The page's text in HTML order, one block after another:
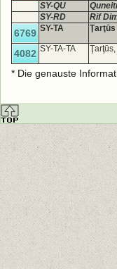
SY-QU
SY-RD
Rif
6769 SY-TA Ţarţūs
4082 SY-TA-TA
* Die genauste